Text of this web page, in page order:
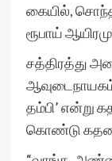
கையில்,
ரூபாய்
சத்திரத்து
தம்பி’ என்று
கொண்டு